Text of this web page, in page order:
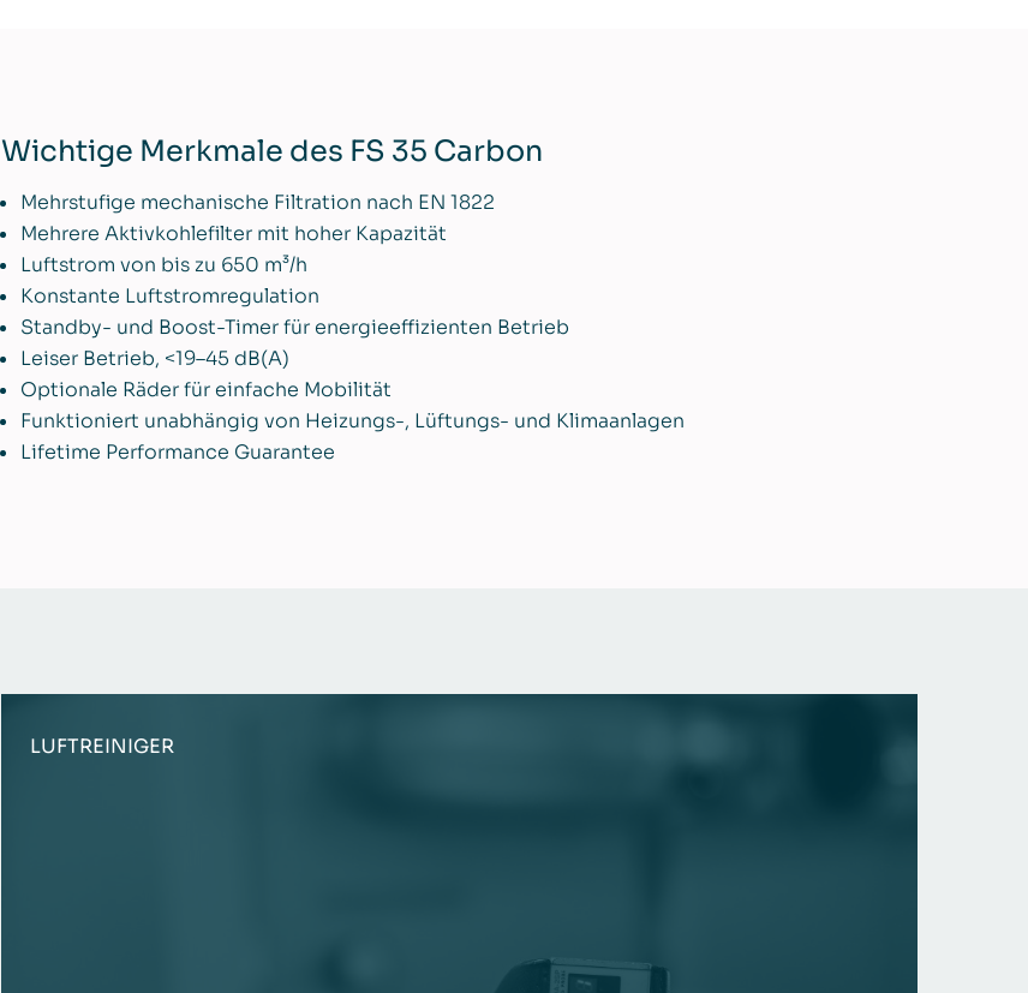
Wichtige Merkmale des FS 35 Carbon
Mehrstufige mechanische Filtration nach EN 1822
Mehrere Aktivkohlefilter mit hoher Kapazität
Luftstrom von bis zu 650 m³/h
Konstante Luftstromregulation
Standby- und Boost-Timer für energieeffizienten Betrieb
Leiser Betrieb, <19–45 dB(A)
Optionale Räder für einfache Mobilität
Funktioniert unabhängig von Heizungs-, Lüftungs- und Klimaanlagen
Lifetime Performance Guarantee
LUFTREINIGER